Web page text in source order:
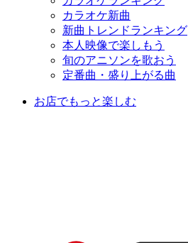
カラオケ新曲
新曲トレンドランキング
本人映像で楽しもう
旬のアニソンを歌おう
定番曲・盛り上がる曲
お店でもっと楽しむ